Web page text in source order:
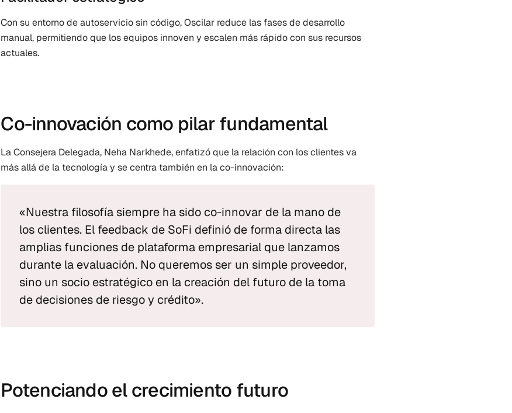
Con su entorno de autoservicio sin código, Oscilar reduce las fases de desarrollo
manual, permitiendo que los equipos innoven y escalen más rápido con sus recursos
actuales.
Co-innovación como pilar fundamental
La Consejera Delegada, Neha Narkhede, enfatizó que la relación con los clientes va
más allá de la tecnología y se centra también en la co-innovación:
«Nuestra filosofía siempre ha sido co-innovar de la mano de
los clientes. El feedback de SoFi definió de forma directa las
amplias funciones de plataforma empresarial que lanzamos
durante la evaluación. No queremos ser un simple proveedor,
sino un socio estratégico en la creación del futuro de la toma
de decisiones de riesgo y crédito».
Potenciando el crecimiento futuro